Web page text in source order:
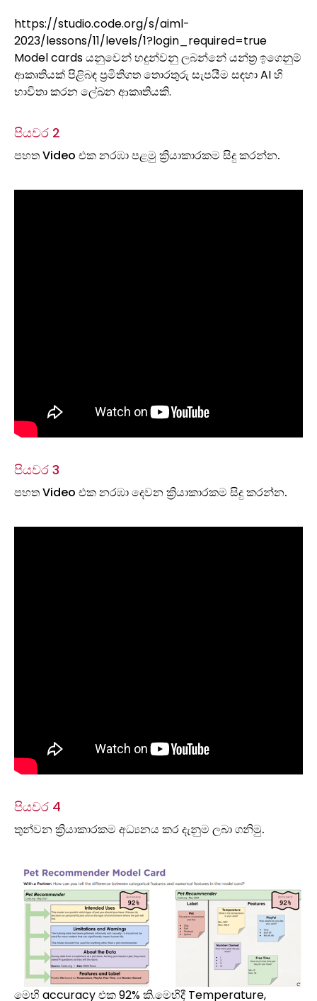
https://studio.code.org/s/aiml-
2023/lessons/11/levels/1?login_required=true
Model cards යනුවෙන් හදුන්වනු ලබන්නේ යන්ත්‍ර ඉගෙනුම්
ආකෘතියක් පිළිබඳ ප්‍රමිතිගත තොරතුරු සැපයීම සඳහා AI හි
භාවිතා කරන ලේඛන ආකෘතියකි.
පියවර 2
පහත Video එක නරඹා පළමු ක්‍රියාකාරකම සිදු කරන්න.
පියවර 3
පහත Video එක නරඹා දෙවන ක්‍රියාකාරකම සිදු කරන්න.
පියවර 4
තුන්වන ක්‍රියාකාරකම අධ්‍යනය කර දැනුම ලබා ගනිමු.
මෙහි accuracy එක 92% කි.මෙහිදී Temperature,